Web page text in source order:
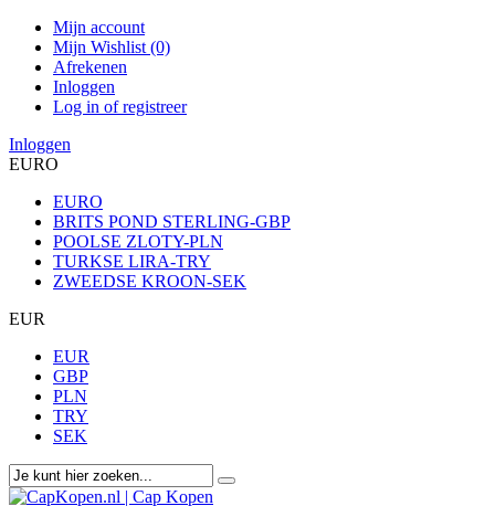
Mijn account
Mijn Wishlist (0)
Afrekenen
Inloggen
Log in of registreer
Inloggen
EURO
EURO
BRITS POND STERLING-GBP
POOLSE ZLOTY-PLN
TURKSE LIRA-TRY
ZWEEDSE KROON-SEK
EUR
EUR
GBP
PLN
TRY
SEK